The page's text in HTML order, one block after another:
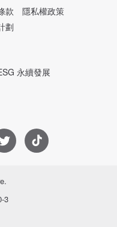
款
隱私權政策
劃
永續發展
3